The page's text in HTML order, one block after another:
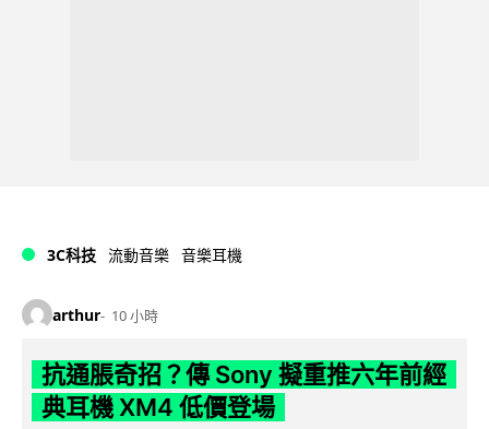
3C科技 流動音樂 音樂耳機
arthur 10 小時
抗通脹奇招？傳 Sony 擬重推六年前經
典耳機 XM4 低價登場